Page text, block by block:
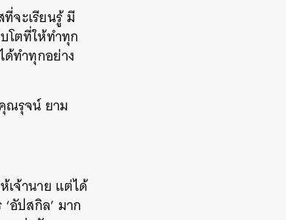
จะเรียนรู้ มี
โตที่ให้ทำทุก
ทำทุกอย่าง
ณรุจน์ ยาม
เจ้านาย แต่ได้
อัปสกิล’ มาก